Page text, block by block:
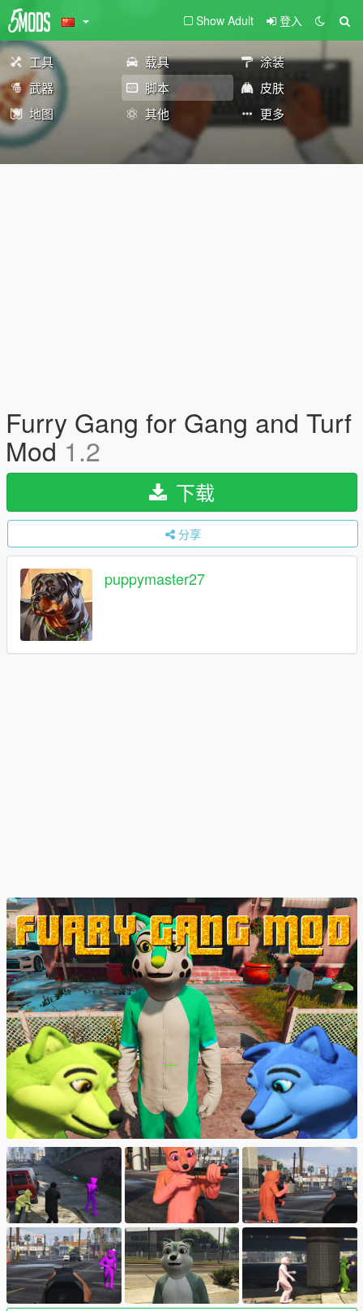
Show Adult 登入
工具 载具
涂装
武器
脚本
皮肤
地图
其他 更多
Furry Gang for Gang and Turf
Mod1.2
下载
分享
puppymaster27